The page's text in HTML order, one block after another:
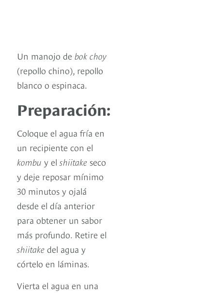
Un manojo de bok choy
(repollo chino), repollo
blanco o espinaca.
Preparación:
Coloque el agua fría en
un recipiente con el
kombu y el shiitake seco
y deje reposar mínimo
30 minutos y ojalá
desde el día anterior
para obtener un sabor
más profundo. Retire el
shiitake del agua y
córtelo en láminas.
Vierta el agua en una